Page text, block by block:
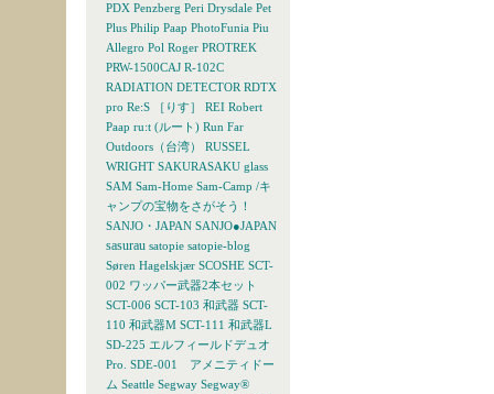
PDX Penzberg Peri Drysdale Pet
Plus Philip Paap PhotoFunia Piu
Allegro Pol Roger PROTREK
PRW-1500CAJ R-102C
RADIATION DETECTOR RDTX
pro Re:S ［りす］ REI Robert
Paap ru:t (ルート) Run Far
Outdoors（台湾）
RUSSEL
WRIGHT SAKURASAKU glass
SAM Sam-Home Sam-Camp /キ
ャンプの宝物をさがそう！
SANJO・JAPAN SANJO●JAPAN
sasurau satopie satopie-blog
Søren Hagelskjær SCOSHE SCT-
002 ワッパー武器2本セット
SCT-006 SCT-103 和武器 SCT-
110 和武器M SCT-111 和武器L
SD-225 エルフィールドデュオ
Pro. SDE-001 アメニティドー
ム Seattle Segway Segway®